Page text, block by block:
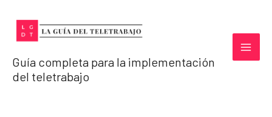
contenido
Guía completa para la implementación
del teletrabajo